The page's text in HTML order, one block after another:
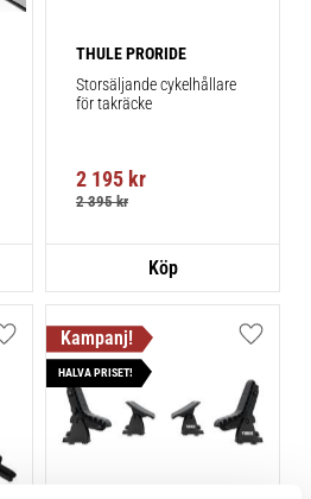
THULE PRORIDE
Storsäljande cykelhållare
för takräcke
2 195 kr
2 395kr
Lägg till i favoriter
HALVA PRISET!
Lägg